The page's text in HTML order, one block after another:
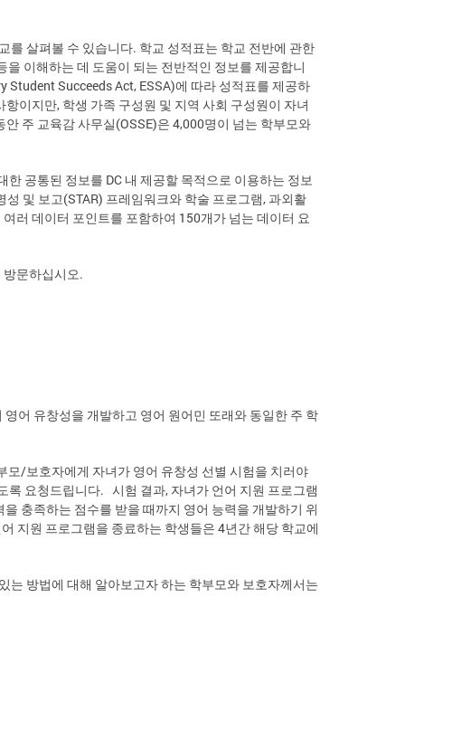
를 살펴볼 수 있습니다. 학교 성적표는 학교 전반에 관한
이해하는 데 도움이 되는 전반적인 정보를 제공합니
Student Succeeds Act, ESSA)에 따라 성적표를 제공하
이지만, 학생 가족 구성원 및 지역 사회 구성원이 자녀
주 교육감 사무실(OSSE)은 4,000명이 넘는 학부모와
공통된 정보를 DC 내 제공할 목적으로 이용하는 정보
및 보고(STAR) 프레임워크와 학술 프로그램, 과외활
러 데이터 포인트를 포함하여 150개가 넘는 데이터 요
방문하십시오.
어 유창성을 개발하고 영어 원어민 또래와 동일한 주 학
모/보호자에게 자녀가 영어 유창성 선별 시험을 치러야
록 요청드립니다. 시험 결과, 자녀가 언어 지원 프로그램
충족하는 점수를 받을 때까지 영어 능력을 개발하기 위
지원 프로그램을 종료하는 학생들은 4년간 해당 학교에
는 방법에 대해 알아보고자 하는 학부모와 보호자께서는